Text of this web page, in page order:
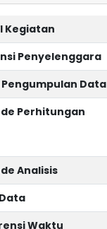
Kegiatan
Penyelenggara
Data
Perhitungan
Analisis
Waktu